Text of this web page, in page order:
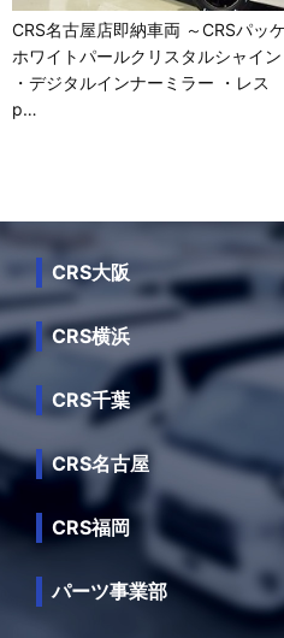
CRS名古屋店即納車両 ～CRSパッ
ホワイトパールクリスタルシャイ
・デジタルインナーミラー ・レ
p…
CRS大阪
CRS横浜
CRS千葉
CRS名古屋
CRS福岡
パーツ事業部